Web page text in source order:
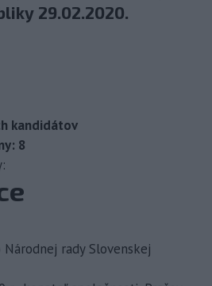
29.02.2020.
kandidátov
8
rady Slovenskej